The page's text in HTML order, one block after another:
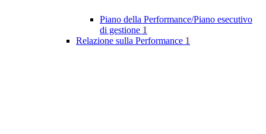
Piano della Performance/Piano esecutivo
di gestione 1
Relazione sulla Performance 1